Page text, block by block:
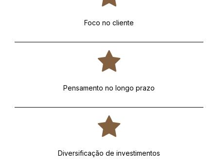
Foco no cliente
Pensamento no longo prazo
Diversificação de investimentos